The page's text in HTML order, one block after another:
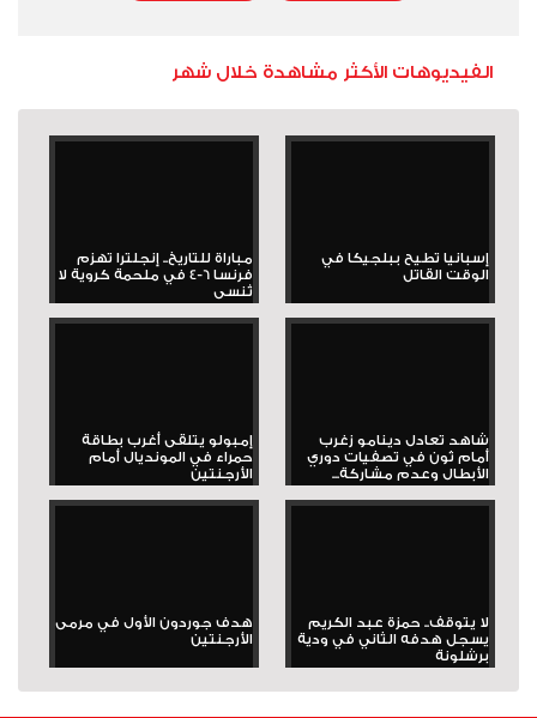
الفيديوهات الأكثر مشاهدة خلال شهر
إسبانيا تطيح ببلجيكا في
الوقت القاتل
مباراة للتاريخ.. إنجلترا تهزم
فرنسا 6-4 في ملحمة كروية لا
تُنسى
شاهد تعادل دينامو زغرب
أمام ثون في تصفيات دوري
الأبطال وعدم مشاركة...
إمبولو يتلقى أغرب بطاقة
حمراء في المونديال أمام
الأرجنتين
لا يتوقف.. حمزة عبد الكريم
يسجل هدفه الثاني في ودية
برشلونة
هدف جوردون الأول في مرمى
الأرجنتين